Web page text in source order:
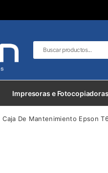
Impresoras e Fotocopiadoras
Caja De Mantenimiento Epson